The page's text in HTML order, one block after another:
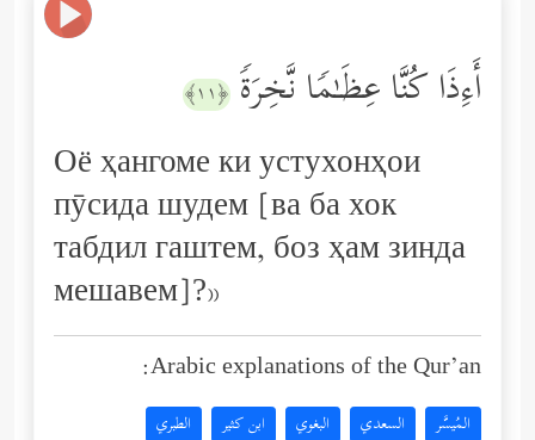
أَءِذَا كُنَّا عِظَـٰمࣰا نَّخِرَةࣰ ﴿١١﴾
Оё ҳангоме ки устухонҳои
пӯсида шудем [ва ба хок
табдил гаштем, боз ҳам зинда
мешавем]?»
Arabic explanations of the Qur’an:
المُيسَّر السعدي البغوي ابن كثير الطبري